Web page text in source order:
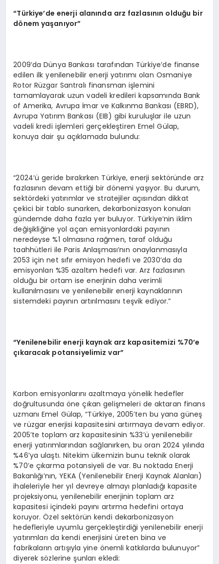
“Türkiye’de enerji alanında arz fazlasının olduğu bir
dönem yaşanıyor”
2009’da Dünya Bankası tarafından Türkiye’de finanse
edilen ilk yenilenebilir enerji yatırımı olan Osmaniye
Rotor Rüzgar Santralı finansman işlemini
tamamlayarak uzun vadeli kredileri kapsamında Bank
of Amerika, Avrupa İmar ve Kalkınma Bankası (EBRD),
Avrupa Yatırım Bankası (EIB) gibi kuruluşlar ile uzun
vadeli kredi işlemleri gerçekleştiren Emel Gülap,
konuya dair şu açıklamada bulundu:
“2024’ü geride bırakırken Türkiye, enerji sektöründe arz
fazlasının devam ettiği bir dönemi yaşıyor. Bu durum,
sektördeki yatırımlar ve stratejiler açısından dikkat
çekici bir tablo sunarken, dekarbonizasyon konuları
gündemde daha fazla yer buluyor. Türkiye’nin iklim
değişikliğine yol açan emisyonlardaki payının
neredeyse %1 olmasına rağmen, taraf olduğu
taahhütleri ile Paris Anlaşması’nın onaylanmasıyla
2053 için net sıfır emisyon hedefi ve 2030’da da
emisyonları %35 azaltım hedefi var. Arz fazlasının
olduğu bir ortam ise enerjinin daha verimli
kullanılmasını ve yenilenebilir enerji kaynaklarının
sistemdeki payının artırılmasını teşvik ediyor.”
“Yenilenebilir enerji kaynak arz kapasitemizi %70’e
çıkaracak potansiyelimiz var”
Karbon emisyonlarını azaltmaya yönelik hedefler
doğrultusunda öne çıkan gelişmeleri de aktaran finans
uzmanı Emel Gülap, “Türkiye, 2005’ten bu yana güneş
ve rüzgar enerjisi kapasitesini artırmaya devam ediyor.
2005’te toplam arz kapasitesinin %33’ü yenilenebilir
enerji yatırımlarından sağlanırken, bu oran 2024 yılında
%46’ya ulaştı. Nitekim ülkemizin bunu teknik olarak
%70’e çıkarma potansiyeli de var. Bu noktada Enerji
Bakanlığı’nın, YEKA (Yenilenebilir Enerji Kaynak Alanları)
ihaleleriyle her yıl devreye almayı planladığı kapasite
projeksiyonu, yenilenebilir enerjinin toplam arz
kapasitesi içindeki payını artırma hedefini ortaya
koruyor. Özel sektörün kendi dekarbonizasyon
hedefleriyle uyumlu gerçekleştirdiği yenilenebilir enerji
yatırımları da kendi enerjisini üreten bina ve
fabrikaların artışıyla yine önemli katkılarda bulunuyor”
diyerek sözlerine şunları ekledi: